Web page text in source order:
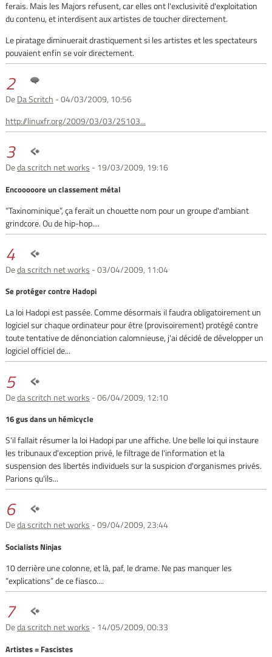
ferais. Mais les Majors refusent, car elles ont l'exclusivité d'exploitation
du contenu, et interdisent aux artistes de toucher directement.
Le piratage diminuerait drastiquement si les artistes et les spectateurs
pouvaient enfin se voir directement.
2
DeDa Scritch - 04/03/2009, 10:56
http://linuxfr.org/2009/03/03/25103...
3
Deda scritch net works - 19/03/2009, 19:16
Encooooore un classement métal
“Taxinominique”, ça ferait un chouette nom pour un groupe d'ambiant
grindcore. Ou de hip-hop....
4
Deda scritch net works - 03/04/2009, 11:04
Se protéger contre Hadopi
La loi Hadopi est passée. Comme désormais il faudra obligatoirement un
logiciel sur chaque ordinateur pour être (provisoirement) protégé contre
toute tentative de dénonciation calomnieuse, j'ai décidé de développer un
logiciel officiel de...
5
Deda scritch net works - 06/04/2009, 12:10
16 gus dans un hémicycle
S'il fallait résumer la loi Hadopi par une affiche. Une belle loi qui instaure
les tribunaux d'exception privé, le filtrage de l'information et la
suspension des libertés individuels sur la suspicion d'organismes privés.
Parions qu'ils...
6
Deda scritch net works - 09/04/2009, 23:44
Socialists Ninjas
10 derrière une colonne, et là, paf, le drame. Ne pas manquer les
“explications” de ce fiasco....
7
Deda scritch net works - 14/05/2009, 00:33
Artistes = Fascistes